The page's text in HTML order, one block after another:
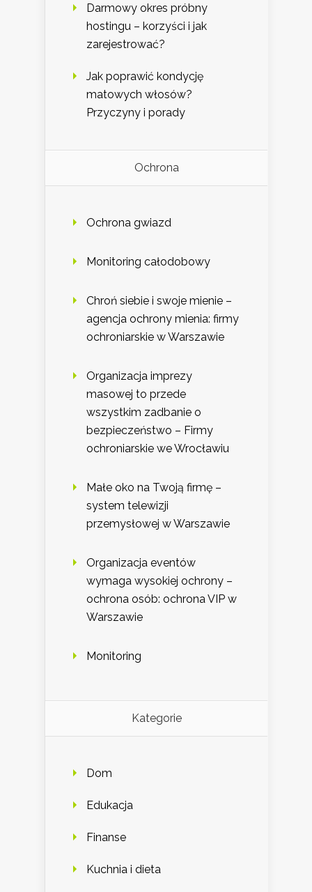
Darmowy okres próbny
hostingu – korzyści i jak
zarejestrować?
Jak poprawić kondycję
matowych włosów?
Przyczyny i porady
Ochrona
Ochrona gwiazd
Monitoring całodobowy
Chroń siebie i swoje mienie –
agencja ochrony mienia: firmy
ochroniarskie w Warszawie
Organizacja imprezy
masowej to przede
wszystkim zadbanie o
bezpieczeństwo – Firmy
ochroniarskie we Wrocławiu
Małe oko na Twoją firmę –
system telewizji
przemysłowej w Warszawie
Organizacja eventów
wymaga wysokiej ochrony –
ochrona osób: ochrona VIP w
Warszawie
Monitoring
Kategorie
Dom
Edukacja
Finanse
Kuchnia i dieta